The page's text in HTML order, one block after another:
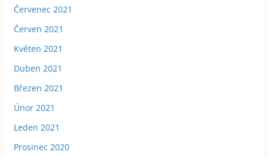
Červenec 2021
Červen 2021
Květen 2021
Duben 2021
Březen 2021
Únor 2021
Leden 2021
Prosinec 2020